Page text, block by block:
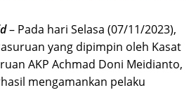
– Pada hari Selasa (07/11/2023),
yang dipimpin oleh Kasat
AKP Achmad Doni Meidianto,
mengamankan pelaku